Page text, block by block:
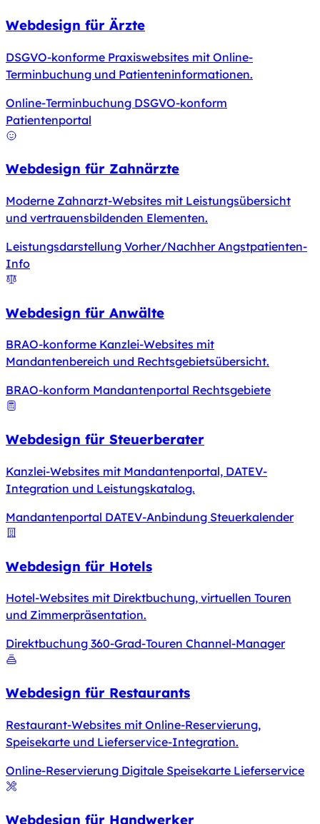
Webdesign für Ärzte
DSGVO-konforme Praxiswebsites mit Online-
Terminbuchung und Patienteninformationen.
Online-Terminbuchung DSGVO-konform
Patientenportal
Webdesign für Zahnärzte
Moderne Zahnarzt-Websites mit Leistungsübersicht
und vertrauensbildenden Elementen.
Leistungsdarstellung Vorher/NachherAngstpatienten-
Info
Webdesign für Anwälte
BRAO-konforme Kanzlei-Websites mit
Mandantenbereich und Rechtsgebietsübersicht.
BRAO-konform Mandantenportal Rechtsgebiete
Webdesign für Steuerberater
Kanzlei-Websites mit Mandantenportal, DATEV-
Integration und Leistungskatalog.
Mandantenportal DATEV-Anbindung Steuerkalender
Webdesign für Hotels
Hotel-Websites mit Direktbuchung, virtuellen Touren
und Zimmerpräsentation.
Direktbuchung 360-Grad-Touren Channel-Manager
Webdesign für Restaurants
Restaurant-Websites mit Online-Reservierung,
Speisekarte und Lieferservice-Integration.
Online-Reservierung Digitale Speisekarte Lieferservice
Webdesign für Handwerker